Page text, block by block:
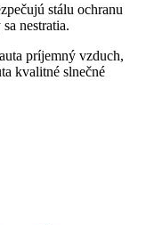
stálu ochranu
nestratia.
príjemný vzduch,
kvalitné slnečné